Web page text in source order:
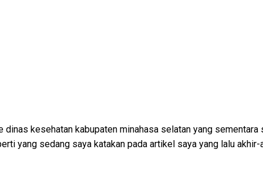
kesehatan kabupaten minahasa selatan yang sementara
yang sedang saya katakan pada artikel saya yang lalu